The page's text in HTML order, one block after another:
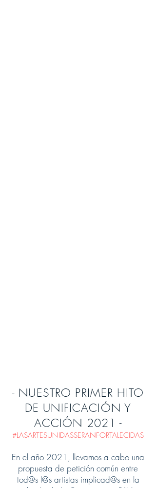
- NUESTRO PRIMER HITO
DE UNIFICACIÓN Y
ACCIÓN 2021 -
#LASARTESUNIDASSERANFORTALECIDAS
En el año 2021, llevamos a cabo una
propuesta de petición común entre
tod@s l@s artistas implicad@s en la